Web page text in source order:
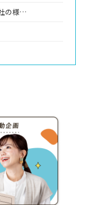
の様…